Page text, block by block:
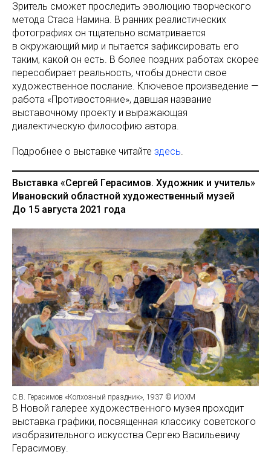
Зритель сможет проследить эволюцию творческого
метода Стаса Намина. В ранних реалистических
фотографиях он тщательно всматривается
в окружающий мир и пытается зафиксировать его
таким, какой он есть. В более поздних работах скорее
пересобирает реальность, чтобы донести свое
художественное послание. Ключевое произведение —
работа «Противостояние», давшая название
выставочному проекту и выражающая
диалектическую философию автора.
Подробнее о выставке читайте здесь.
Выставка «Сергей Герасимов. Художник и учитель»
Ивановский областной художественный музей
До 15 августа 2021 года
С.В. Герасимов «Колхозный праздник», 1937 © ИОХМ
В Новой галерее художественного музея проходит
выставка графики, посвященная классику советского
изобразительного искусства Сергею Васильевичу
Герасимову.